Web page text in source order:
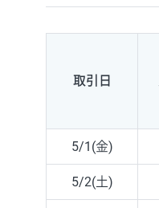
取引日
5/1(金)
5/2(土)